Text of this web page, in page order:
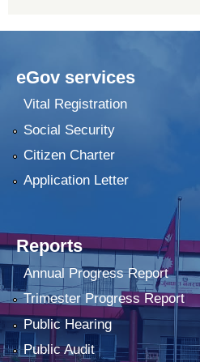
eGov services
Vital Registration
Social Security
Citizen Charter
Application Letter
Reports
Annual Progress Report
Trimester Progress Report
Public Hearing
Public Audit